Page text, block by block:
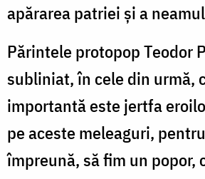
apărarea patriei și a
Părintele protopop Teodor
subliniat, în cele din urmă,
importantă este jertfa
pe aceste meleaguri,
împreună, să fim un popor,